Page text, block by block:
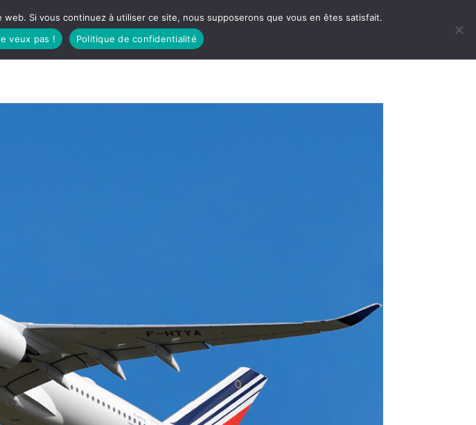
CÔTÉ SORTIES GREEN LIFE
Si vous continuez à utiliser ce site, nous supposerons que vous en êtes satisfait.
veux pas ! Politique de confidentialité